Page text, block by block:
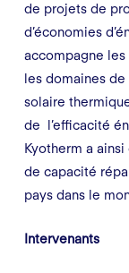
de projets de
d’économies
accompagne
les domaines
solaire
de l’efficacité
Kyotherm a
de capacité
pays dans le
Intervenants